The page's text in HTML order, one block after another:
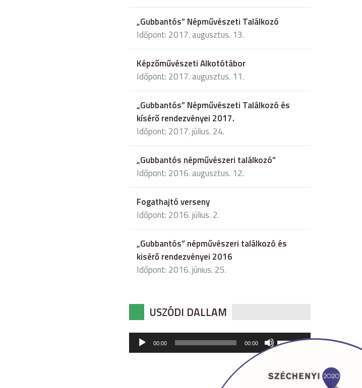
„Gubbantós” Népművészeti Találkozó
Időpont: 2017. augusztus. 13.
Képzőművészeti Alkotótábor
Időpont: 2017. augusztus. 11.
„Gubbantós” Népművészeti Találkozó és
kísérő rendezvényei 2017.
Időpont: 2017. július. 24.
„Gubbantós népművészeri találkozó”
Időpont: 2016. augusztus. 12.
Fogathajtó verseny
Időpont: 2016. július. 2.
„Gubbantós” népművészeri találkozó és
kisérő rendezvényei 2016
Időpont: 2016. június. 25.
USZÓDI DALLAM
Audió
lejátszó
00:00 00:00
hangerő
csökkentéséhez